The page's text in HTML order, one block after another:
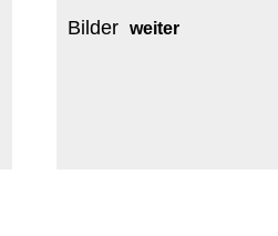
Bilder weiter